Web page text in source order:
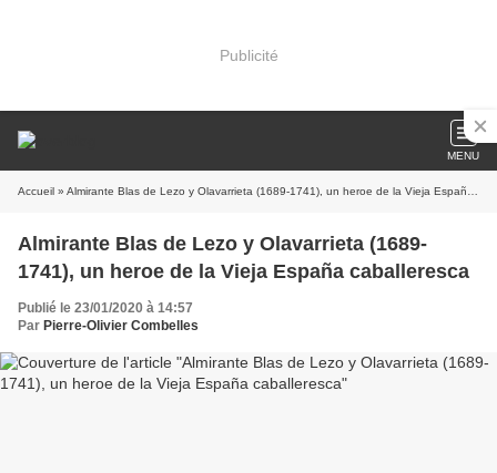
Publicité
MENU
Accueil » Almirante Blas de Lezo y Olavarrieta (1689-1741), un heroe de la Vieja España caballeresca
Almirante Blas de Lezo y Olavarrieta (1689-
1741), un heroe de la Vieja España caballeresca
Publié le 23/01/2020 à 14:57
Par Pierre-Olivier Combelles